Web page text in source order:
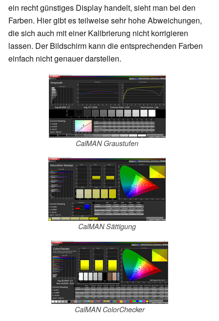
ein recht günstiges Display handelt, sieht man bei den
Farben. Hier gibt es teilweise sehr hohe Abweichungen,
die sich auch mit einer Kalibrierung nicht korrigieren
lassen. Der Bildschirm kann die entsprechenden Farben
einfach nicht genauer darstellen.
CalMAN Graustufen
CalMAN Sättigung
CalMAN ColorChecker